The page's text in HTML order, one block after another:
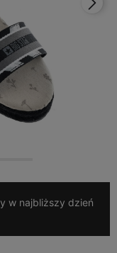
w najbliższy dzień